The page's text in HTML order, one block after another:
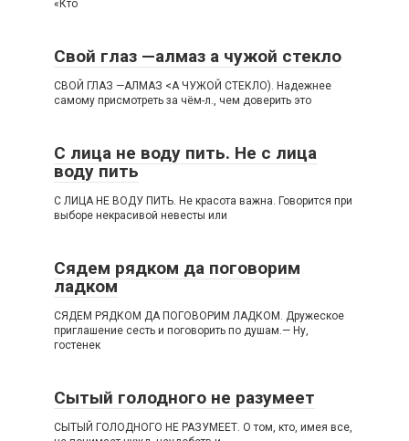
«Кто
Свой глаз —алмаз а чужой стекло
СВОЙ ГЛАЗ —АЛМАЗ <А ЧУЖОЙ СТЕКЛО). Надежнее
самому присмотреть за чём-л., чем доверить это
С лица не воду пить. Не с лица
воду пить
С ЛИЦА НЕ ВОДУ ПИТЬ. Не красота важна. Говорится при
выборе некрасивой невесты или
Сядем рядком да поговорим
ладком
СЯДЕМ РЯДКОМ ДА ПОГОВОРИМ ЛАДКОМ. Дружеское
приглашение сесть и поговорить по душам.— Ну,
гостенек
Сытый голодного не разумеет
СЫТЫЙ ГОЛОДНОГО НЕ РАЗУМЕЕТ. О том, кто, имея все,